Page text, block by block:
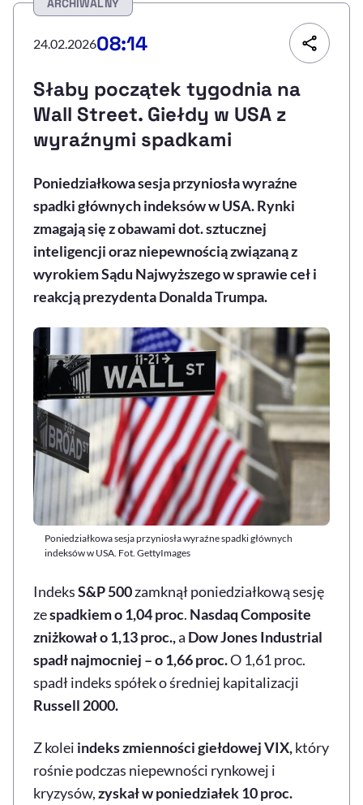
Sprawdź, jak i dlaczego zwiększamy dostępność , otwiera się w nowym
Deklaracja dostępności, otwiera się w nowym oknie
Zgłoś problem
, otwiera się w
ARCHIWALNY
24.02.202608:14
Słaby początek tygodnia na
Wall Street. Giełdy w USA z
wyraźnymi spadkami
Poniedziałkowa sesja przyniosła wyraźne
spadki głównych indeksów w USA. Rynki
zmagają się z obawami dot. sztucznej
inteligencji oraz niepewnością związaną z
wyrokiem Sądu Najwyższego w sprawie ceł i
reakcją prezydenta Donalda Trumpa.
Poniedziałkowa sesja przyniosła wyraźne spadki głównych
indeksów w USA. Fot. GettyImages
IndeksS&P 500zamknął poniedziałkową sesję
zespadkiem o 1,04 proc. Nasdaq Composite
zniżkował o 1,13 proc.,a Dow Jones Industrial
spadł najmocniej – o 1,66 proc.O 1,61 proc.
spadł indeks spółek o średniej kapitalizacji
Russell 2000.
Z kolei indeks zmienności giełdowej VIX,który
rośnie podczas niepewności rynkowej i
kryzysów,zyskał w poniedziałek 10 proc.